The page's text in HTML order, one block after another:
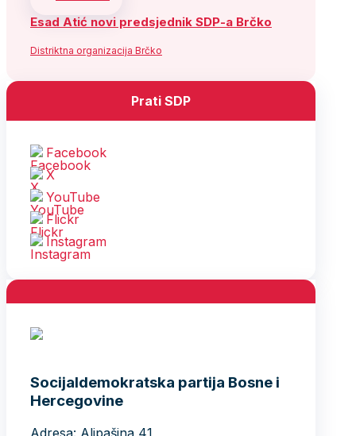
Esad Atić novi predsjednik SDP-a Brčko
Distriktna organizacija Brčko
Prati SDP
Facebook
X
YouTube
Flickr
Instagram
Socijaldemokratska partija Bosne i
Hercegovine